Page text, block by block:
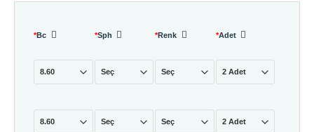
*Bc *Sph *Renk *Adet